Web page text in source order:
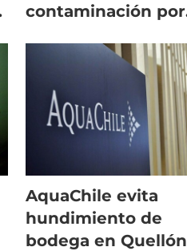
contaminación por
AquaChile evita
hundimiento de
bodega en Quellón